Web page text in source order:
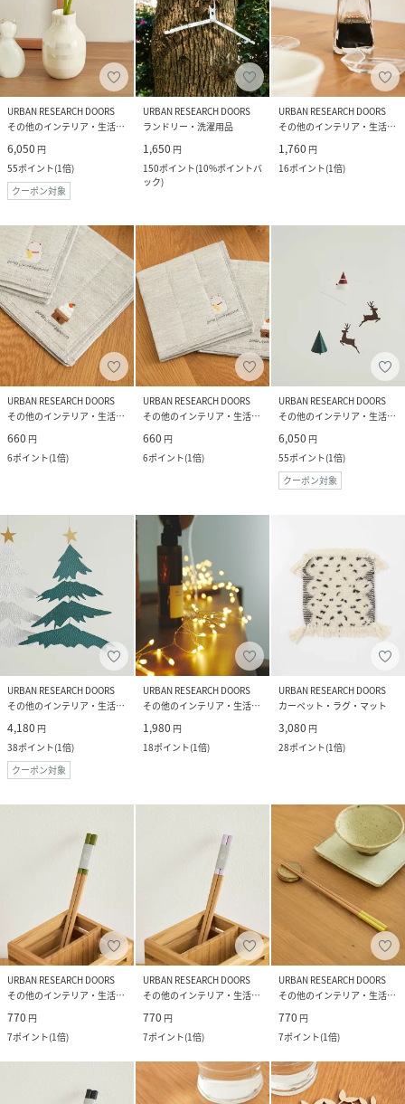
URBAN RESEARCH DOORS
その他のインテリア・生活雑貨
6,050 円
55ポイント(1倍)
クーポン対象
URBAN RESEARCH DOORS
ランドリー・洗濯用品
1,650 円
150ポイント(10%ポイントバ
ック)
URBAN RESEARCH DOORS
その他のインテリア・生活雑貨
1,760 円
16ポイント(1倍)
URBAN RESEARCH DOORS
その他のインテリア・生活雑貨
660 円
6ポイント(1倍)
URBAN RESEARCH DOORS
その他のインテリア・生活雑貨
660 円
6ポイント(1倍)
URBAN RESEARCH DOORS
その他のインテリア・生活雑貨
6,050 円
55ポイント(1倍)
クーポン対象
URBAN RESEARCH DOORS
その他のインテリア・生活雑貨
4,180 円
38ポイント(1倍)
クーポン対象
URBAN RESEARCH DOORS
その他のインテリア・生活雑貨
1,980 円
18ポイント(1倍)
URBAN RESEARCH DOORS
カーペット・ラグ・マット
3,080 円
28ポイント(1倍)
URBAN RESEARCH DOORS
その他のインテリア・生活雑貨
770 円
7ポイント(1倍)
URBAN RESEARCH DOORS
その他のインテリア・生活雑貨
770 円
7ポイント(1倍)
URBAN RESEARCH DOORS
その他のインテリア・生活雑貨
770 円
7ポイント(1倍)